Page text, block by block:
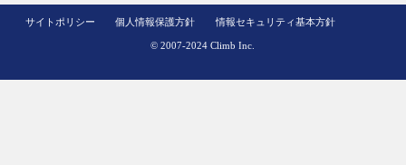
サイトポリシー 個人情報保護方針 情報セキュリティ基本方針
© 2007-2024 Climb Inc.